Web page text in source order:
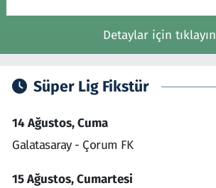
Detaylar için tıklayın
Süper Lig Fikstür
14 Ağustos, Cuma
Galatasaray - Çorum FK
15 Ağustos, Cumartesi